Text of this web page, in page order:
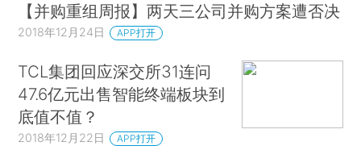
【并购重组周报】两天三公司并购方案遭否决
2018年12月24日 APP打开
TCL集团回应深交所31连问
47.6亿元出售智能终端板块到
底值不值？
2018年12月22日 APP打开